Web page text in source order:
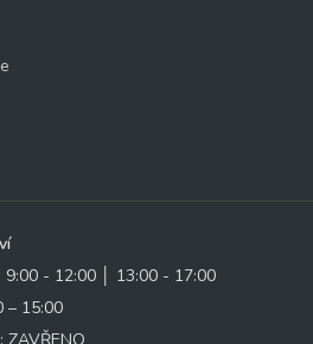
9:00 - 12:00 │ 13:00 - 17:00
– 15:00